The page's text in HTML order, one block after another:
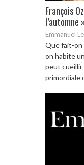
François
l’automne
Emmanuel
Que fait-on
on habite
peut cueillir
primordiale